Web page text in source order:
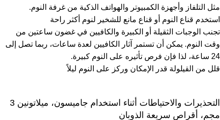
مثل التلفاز وأجهزة الكمبيوتر والهواتف الذكية من غرفة النوم.
استخدم قناع النوم أو قناع مانع للشخير لنوم أكثر راحة
تجنب الوجبات الثقيلة أو الكبيرة والكافيين في غضون ساعتين من
وقت النوم. يمكن أن تستمر آثار الكافيين لعدة ساعات، ربما تصل إلى
24 ساعة، لذا فإن فرص تأثيره على النوم كبيرة.
قلل من القيلولة قدر الإمكان وركز على النوم ليلاً
التحذيرات والاحتياطات أثناء استخدام جاميسون، ميلاتونين 3
مجم، أقراص سريعة الذوبان